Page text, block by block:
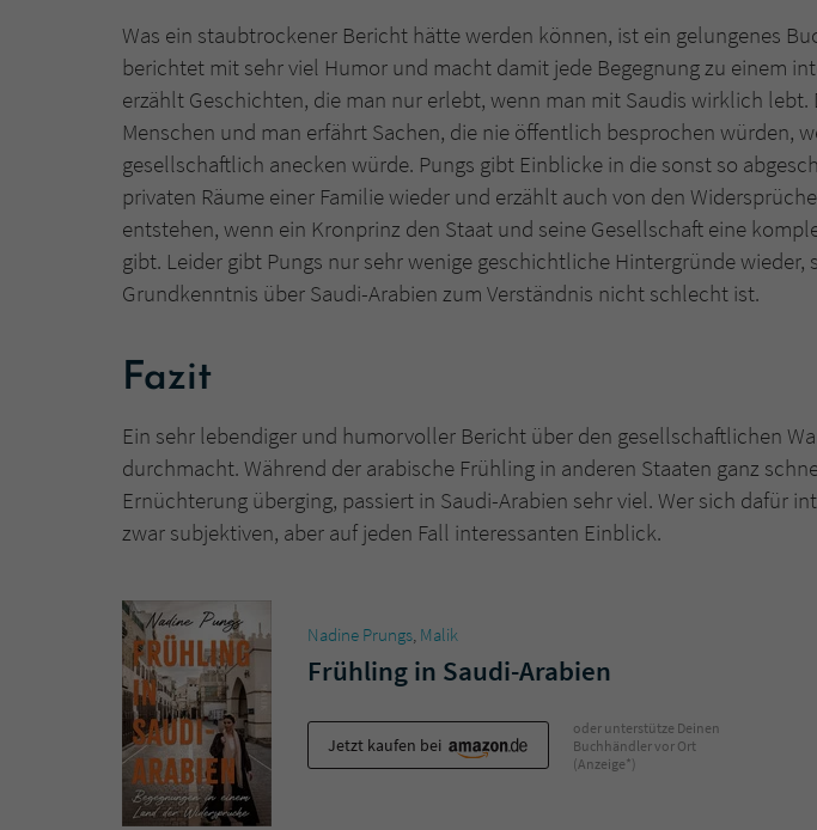
Was ein staubtrockener Bericht hätte werden können, ist ein gelungenes
berichtet mit sehr viel Humor und macht damit jede Begegnung zu einem
erzählt Geschichten, die man nur erlebt, wenn man mit Saudis wirklich lebt.
Menschen und man erfährt Sachen, die nie öffentlich besprochen würden,
gesellschaftlich anecken würde. Pungs gibt Einblicke in die sonst so
privaten Räume einer Familie wieder und erzählt auch von den
entstehen, wenn ein Kronprinz den Staat und seine Gesellschaft eine
gibt. Leider gibt Pungs nur sehr wenige geschichtliche Hintergründe wieder,
Grundkenntnis über Saudi-Arabien zum Verständnis nicht schlecht ist.
Fazit
Ein sehr lebendiger und humorvoller Bericht über den gesellschaftlichen
durchmacht. Während der arabische Frühling in anderen Staaten ganz
Ernüchterung überging, passiert in Saudi-Arabien sehr viel. Wer sich dafür
zwar subjektiven, aber auf jeden Fall interessanten Einblick.
Nadine Prungs, Malik
Frühling in Saudi-Arabien
Jetzt kaufen bei
oder unterstütze Deinen
Buchhändler vor Ort
(Anzeige*)